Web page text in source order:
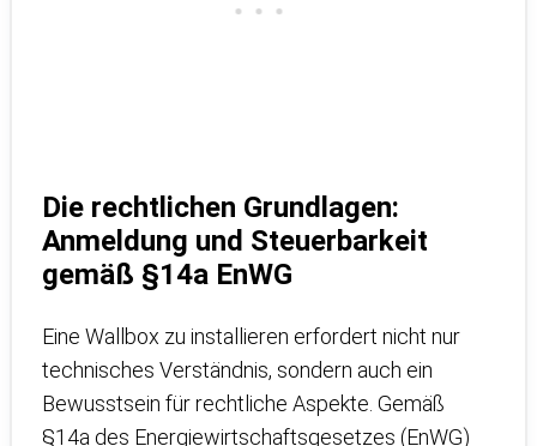
Die rechtlichen Grundlagen:
Anmeldung und Steuerbarkeit
gemäß §14a EnWG
Eine Wallbox zu installieren erfordert nicht nur
technisches Verständnis, sondern auch ein
Bewusstsein für rechtliche Aspekte. Gemäß
§14a des Energiewirtschaftsgesetzes (EnWG)